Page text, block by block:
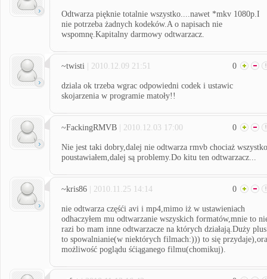
Odtwarza pięknie totalnie wszystko....nawet *mkv 1080p.I
nie potrzeba żadnych kodeków.A o napisach nie
wspomnę.Kapitalny darmowy odtwarzacz.
~twisti | 2010.12.09 21:51 0
dziala ok trzeba wgrac odpowiedni codek i ustawic
skojarzenia w programie matoły!!
~FackingRMVB | 2010.12.03 17:00 0
Nie jest taki dobry,dalej nie odtwarza rmvb chociaż wszystko
poustawiałem,dalej są problemy.Do kitu ten odtwarzacz...
~kris86 | 2010.11.25 14:14 0
nie odtwarza częśći avi i mp4,mimo iż w ustawieniach
odhaczyłem mu odtwarzanie wszyskich formatów,mnie to
razi bo mam inne odtwarzacze na których działają.Duży plus
to spowalnianie(w niektórych filmach:))) to się
możliwość poglądu śćiąganego filmu(chomikuj).